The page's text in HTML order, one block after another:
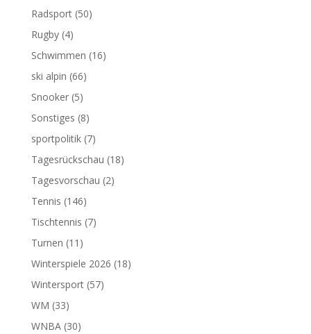
Radsport(50)
Rugby(4)
Schwimmen (16)
ski alpin (66)
Snooker(5)
Sonstiges (8)
sportpolitik(7)
Tagesrückschau (18)
Tagesvorschau (2)
Tennis (146)
Tischtennis (7)
Turnen (11)
Winterspiele 2026 (18)
Wintersport(57)
WM (33)
WNBA(30)